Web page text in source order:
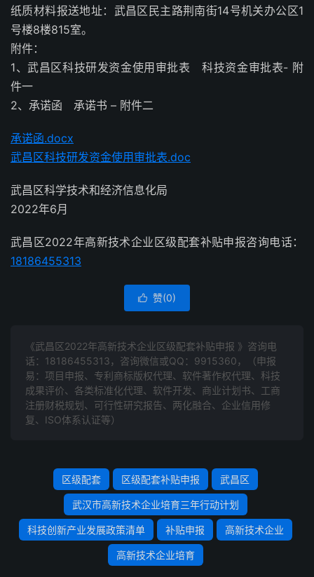
纸质材料报送地址：武昌区民主路荆南街14号机关办公区1
号楼8楼815室。
附件：
1、武昌区科技研发资金使用审批表 科技资金审批表- 附
件一
2、承诺函 承诺书 – 附件二
承诺函.docx
武昌区科技研发资金使用审批表.doc
武昌区科学技术和经济信息化局
2022年6月
武昌区2022年高新技术企业区级配套补贴申报咨询电话：
18186455313
 赞(0)
《武昌区2022年高新技术企业区级配套补贴申报 》咨询电
话： 18186455313 ，咨询微信或QQ：9915360，（申报
易：项目申报、专利商标版权代理、软件著作权代理、科技
成果评价、各类标准化代理、软件开发、商业计划书、工商
注册财税规划、可行性研究报告、两化融合、企业信用修
复、ISO体系认证等）
区级配套 区级配套补贴申报 武昌区
武汉市高新技术企业培育三年行动计划
科技创新产业发展政策清单 补贴申报 高新技术企业
高新技术企业培育